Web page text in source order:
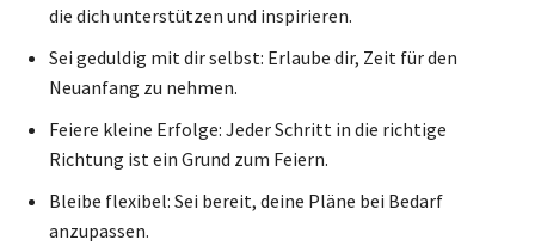
die dich unterstützen und inspirieren.
Sei geduldig mit dir selbst: Erlaube dir, Zeit für den
Neuanfang zu nehmen.
Feiere kleine Erfolge: Jeder Schritt in die richtige
Richtung ist ein Grund zum Feiern.
Bleibe flexibel: Sei bereit, deine Pläne bei Bedarf
anzupassen.